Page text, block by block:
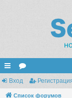
с
ы
ор
ум
Вход
Список форумов